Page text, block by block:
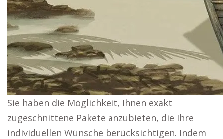
Sie haben die Möglichkeit, Ihnen exakt
zugeschnittene Pakete anzubieten, die Ihre
individuellen Wünsche berücksichtigen. Indem